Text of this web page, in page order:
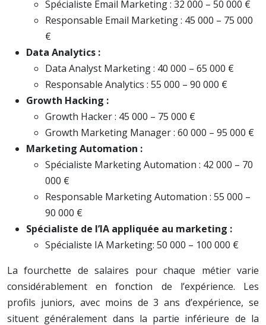
Spécialiste Email Marketing : 32 000 – 50 000 €
Responsable Email Marketing : 45 000 – 75 000
€
Data Analytics :
Data Analyst Marketing : 40 000 – 65 000 €
Responsable Analytics : 55 000 – 90 000 €
Growth Hacking :
Growth Hacker : 45 000 – 75 000 €
Growth Marketing Manager : 60 000 – 95 000 €
Marketing Automation :
Spécialiste Marketing Automation : 42 000 – 70
000 €
Responsable Marketing Automation : 55 000 –
90 000 €
Spécialiste de l’IA appliquée au marketing :
Spécialiste IA Marketing: 50 000 – 100 000 €
La fourchette de salaires pour chaque métier varie
considérablement en fonction de l’expérience. Les
profils juniors, avec moins de 3 ans d’expérience, se
situent généralement dans la partie inférieure de la